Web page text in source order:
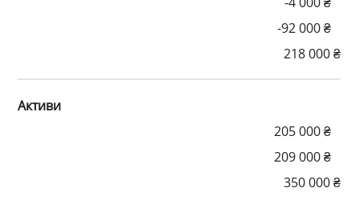
-92 000 ₴
218 000 ₴
Активи
205 000 ₴
209 000 ₴
350 000 ₴